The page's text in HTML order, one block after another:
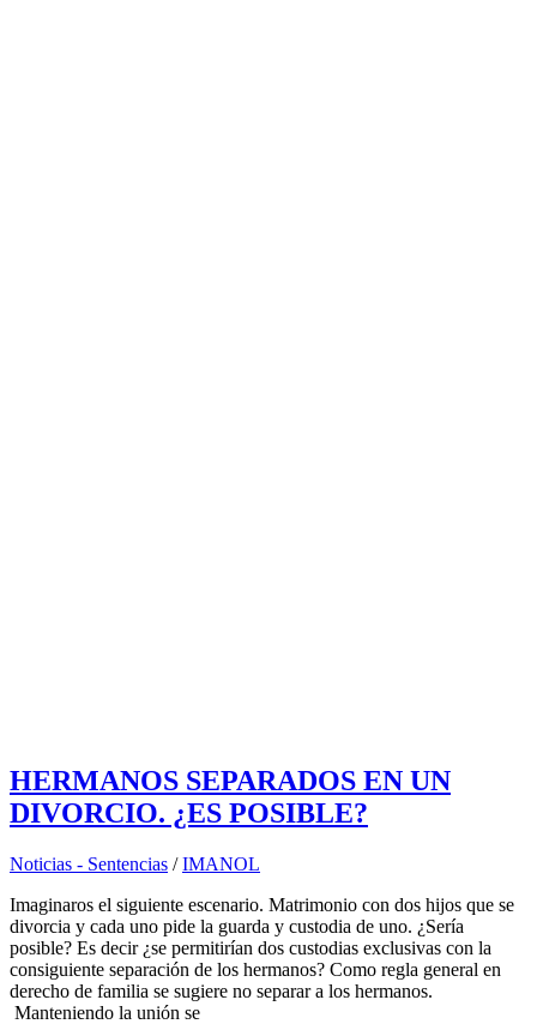
HERMANOS SEPARADOS EN UN
DIVORCIO. ¿ES POSIBLE?
Noticias - Sentencias /IMANOL
Imaginaros el siguiente escenario. Matrimonio con dos hijos que se
divorcia y cada uno pide la guarda y custodia de uno. ¿Sería
posible? Es decir ¿se permitirían dos custodias exclusivas con la
consiguiente separación de los hermanos? Como regla general en
derecho de familia se sugiere no separar a los hermanos.
Manteniendo la unión se